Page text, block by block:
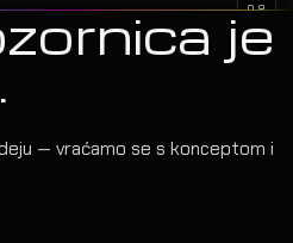
08
je
— vraćamo se s konceptom i